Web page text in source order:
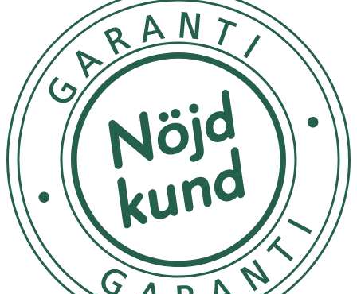
- Använd Dark Desire tillsammans med ett vattenbaserat
glidmedel för en ännu skönare upplevelse.
- För att bevara den silkeslena silikonytan ska du undvika
att använda silikonbaserade glidmedel.
- Tack vare dess vattentäta efterbehandling (IPX7) är
produkten enkel att hålla ren.
- Används vid behov.
- Utsätt ej för direkt solljus.